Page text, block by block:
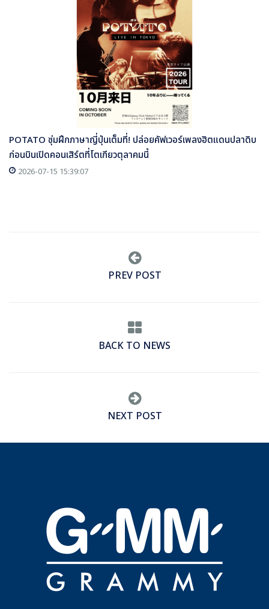
POTATO ซุ่มฝึกภาษาญี่ปุ่นเต็มที่! ปล่อยคัฟเวอร์เพลงฮิตแดนปลาดิบ
ก่อนบินเปิดคอนเสิร์ตที่โตเกียวตุลาคมนี้
2026-07-15 15:39:07
PREV POST
BACK TO NEWS
NEXT POST